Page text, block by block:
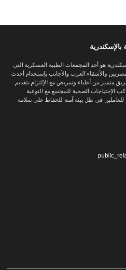
هو أحد المجمعات الطبية العسكرية التى
والأشقاء العرب والأجانب بإستخدام أحدث
متميز من أطباء وتمريض مع الإلتزام بتقديم
الإحتياجات الصحية للمجتمع مع التوعية
للعاملين فى ظل بيئة آمنة للحفاظ على سلامة